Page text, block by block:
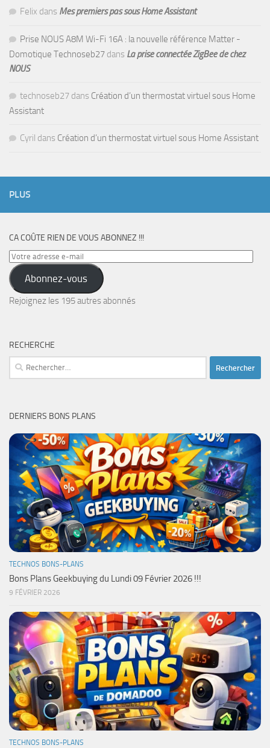
Felix dans Mes premiers pas sous Home Assistant
Prise NOUS A8M Wi-Fi 16A : la nouvelle référence Matter -
Domotique Technoseb27 dans La prise connectée ZigBee de chez
NOUS
technoseb27 dans Création d’un thermostat virtuel sous Home
Assistant
Cyril dans Création d’un thermostat virtuel sous Home Assistant
PLUS
CA COÛTE RIEN DE VOUS ABONNEZ !!!
Votre
adresse
e-
mail
Abonnez-vous
Rejoignez les 195 autres abonnés
RECHERCHE
Rechercher :
DERNIERS BONS PLANS
TECHNOS BONS-PLANS
Bons Plans Geekbuying du Lundi 09 Février 2026 !!!
9 FÉVRIER 2026
TECHNOS BONS-PLANS